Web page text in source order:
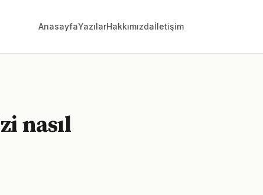
AnasayfaYazılarHakkımızdaİletişim
nasıl